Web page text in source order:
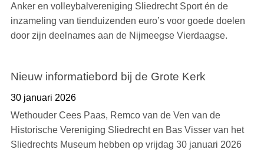
Anker en volleybalvereniging Sliedrecht Sport én de
inzameling van tienduizenden euro’s voor goede doelen
door zijn deelnames aan de Nijmeegse Vierdaagse.
Nieuw informatiebord bij de Grote Kerk
30 januari 2026
Wethouder Cees Paas, Remco van de Ven van de
Historische Vereniging Sliedrecht en Bas Visser van het
Sliedrechts Museum hebben op vrijdag 30 januari 2026